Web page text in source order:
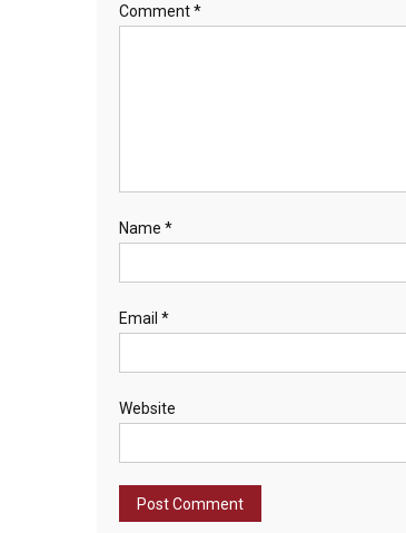
Comment*
Name *
Email *
Website